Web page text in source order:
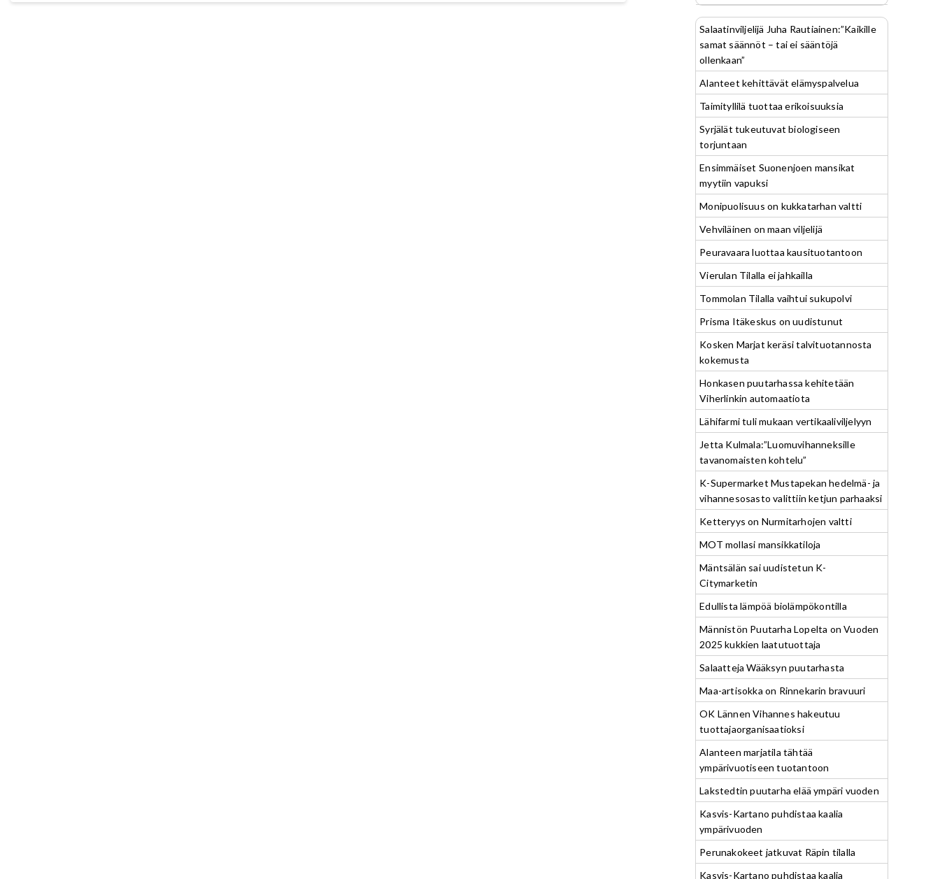
Salaatinviljelijä Juha Rautiainen:”Kaikille
samat säännöt – tai ei sääntöjä
ollenkaan”
Alanteet kehittävät elämyspalvelua
Taimityllilä tuottaa erikoisuuksia
Syrjälät tukeutuvat biologiseen
torjuntaan
Ensimmäiset Suonenjoen mansikat
myytiin vapuksi
Monipuolisuus on kukkatarhan valtti
Vehviläinen on maan viljelijä
Peuravaara luottaa kausituotantoon
Vierulan Tilalla ei jahkailla
Tommolan Tilalla vaihtui sukupolvi
Prisma Itäkeskus on uudistunut
Kosken Marjat keräsi talvituotannosta
kokemusta
Honkasen puutarhassa kehitetään
Viherlinkin automaatiota
Lähifarmi tuli mukaan vertikaaliviljelyyn
Jetta Kulmala:”Luomuvihanneksille
tavanomaisten kohtelu”
K-Supermarket Mustapekan hedelmä- ja
vihannesosasto valittiin ketjun parhaaksi
Ketteryys on Nurmitarhojen valtti
MOT mollasi mansikkatiloja
Mäntsälän sai uudistetun K-
Citymarketin
Edullista lämpöä biolämpökontilla
Männistön Puutarha Lopelta on Vuoden
2025 kukkien laatutuottaja
Salaatteja Wääksyn puutarhasta
Maa-artisokka on Rinnekarin bravuuri
OK Lännen Vihannes hakeutuu
tuottajaorganisaatioksi
Alanteen marjatila tähtää
ympärivuotiseen tuotantoon
Lakstedtin puutarha elää ympäri vuoden
Kasvis-Kartano puhdistaa kaalia
ympärivuoden
Perunakokeet jatkuvat Räpin tilalla
Kasvis-Kartano puhdistaa kaalia